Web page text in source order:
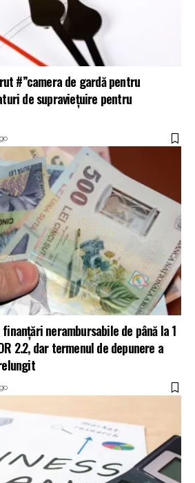
#”camera de gardă pentru
de supraviețuire pentru
nerambursabile de până la 1
2.2, dar termenul de depunere a